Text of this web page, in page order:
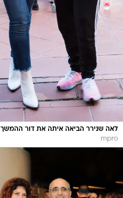
לאה שנירר הביאה איתה את דור ההמשך
mpro